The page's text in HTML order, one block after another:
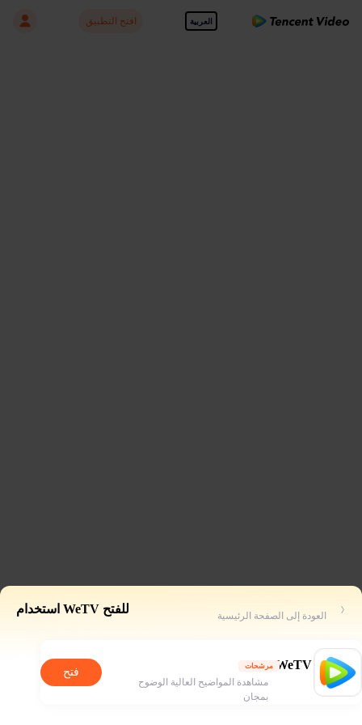
العربية افتح التطبيق
للفتح WeTV استخدام العودة إلى الصفحة الرئيسية
WeTV مرشحات
مشاهدة المواضيح العالية الوضوح
بمجان
فتح